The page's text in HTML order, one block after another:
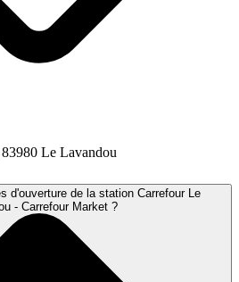
Le Lavandou
d'ouverture de la station Carrefour Le
- Carrefour Market ?